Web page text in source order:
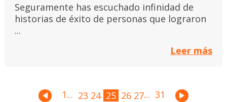
Seguramente has escuchado infinidad de
historias de éxito de personas que lograron
...
Leer más
1... 23 24 25 26 27... 31